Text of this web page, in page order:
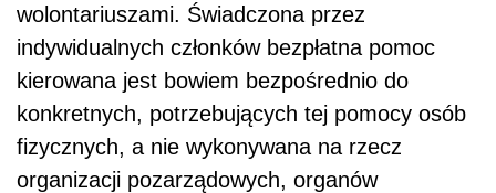
wolontariuszami. Świadczona przez
indywidualnych członków bezpłatna pomoc
kierowana jest bowiem bezpośrednio do
konkretnych, potrzebujących tej pomocy osób
fizycznych, a nie wykonywana na rzecz
organizacji pozarządowych, organów